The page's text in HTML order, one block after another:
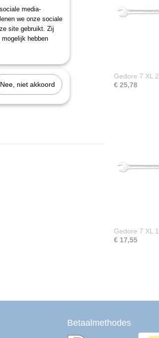
Gedore 7 XL
€ 25,78
Gedore 7 XL
€ 17,55
Betaalmethodes
media-
we onze sociale
site gebruikt. Zij
hebben
Nee, niet akkoord